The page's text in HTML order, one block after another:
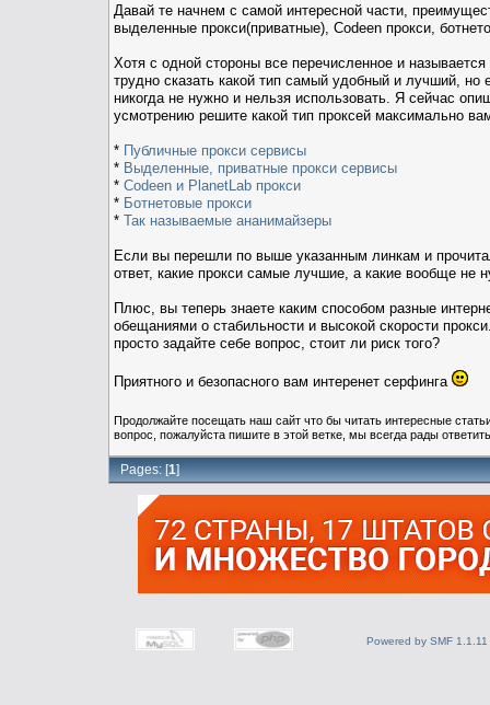
Давай те начнем с самой интересной части,
выделенные прокси(приватные), Codeen прокси,
Хотя с одной стороны все перечисленное и
трудно сказать какой тип самый удобный и лучший, но
никогда не нужно и нельзя использовать. Я сейчас
усмотрению решите какой тип проксей максимально
* Публичные прокси сервисы
* Выделенные, приватные прокси сервисы
* Codeen и PlanetLab прокси
* Ботнетовые прокси
* Так называемые ананимайзеры
Если вы перешли по выше указанным линкам и
ответ, какие прокси самые лучшие, а какие вообще не
Плюс, вы теперь знаете каким способом разные
обещаниями о стабильности и высокой скорости
просто задайте себе вопрос, стоит ли риск того?
Приятного и безопасного вам интеренет серфинга
Продолжайте посещать наш сайт что бы читать интересные
вопрос, пожалуйста пишите в этой ветке, мы всегда рады
Pages: [1]
Powered by SMF 1.1.11